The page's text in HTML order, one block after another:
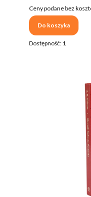
Ceny podane bez
Do koszyka
Dostępność: 1